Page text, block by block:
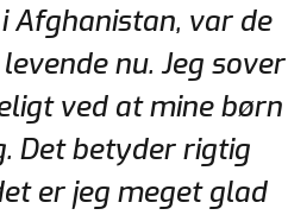
Afghanistan, var de
nu. Jeg sover
ved at mine børn
Det betyder rigtig
er jeg meget glad